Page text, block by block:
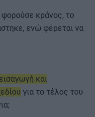
κράνος, το
ενώ φέρεται να
και
για το τέλος του